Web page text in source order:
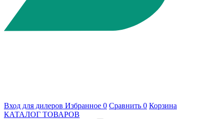
Вход для дилеров Избранное 0 Сравнить 0 Корзина
КАТАЛОГ ТОВАРОВ